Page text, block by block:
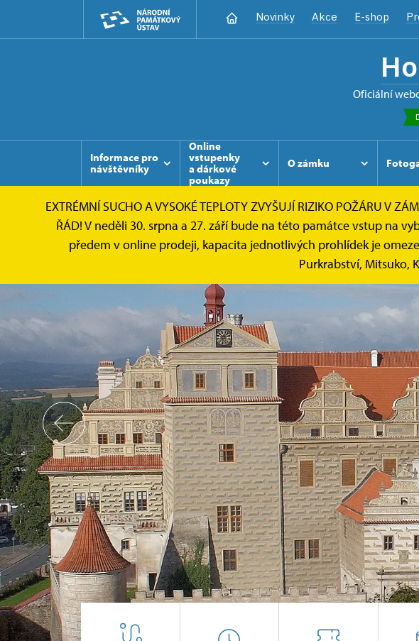
Novinky Akce E-shop
oficiální
Informace pro
návštěvníky
Online
vstupenky
a dárkové
poukazy
O zámku
EXTRÉMNÍ SUCHO A VYSOKÉ TEPLOTY ZVYŠUJÍ RIZIKO POŽÁRU V
ŘÁD! V neděli 30. srpna a 27. září bude na této památce vstup na
předem v online prodeji, kapacita jednotlivých prohlídek je
Purkrabství, Mitsuko,